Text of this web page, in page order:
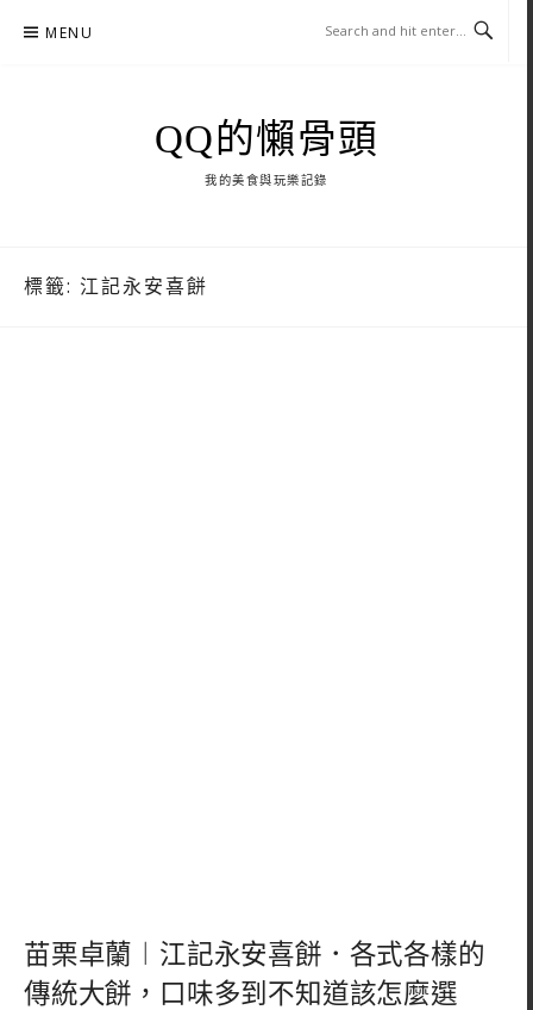
MENU
QQ的懶骨頭
我的美食與玩樂記錄
標籤: 江記永安喜餅
苗栗卓蘭︱江記永安喜餅．各式各樣的
傳統大餅，口味多到不知道該怎麼選